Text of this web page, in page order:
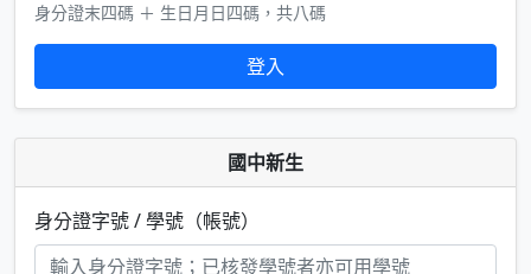
身分證末四碼 ＋ 生日月日四碼，共八碼
登入
國中新生
身分證字號 / 學號（帳號）